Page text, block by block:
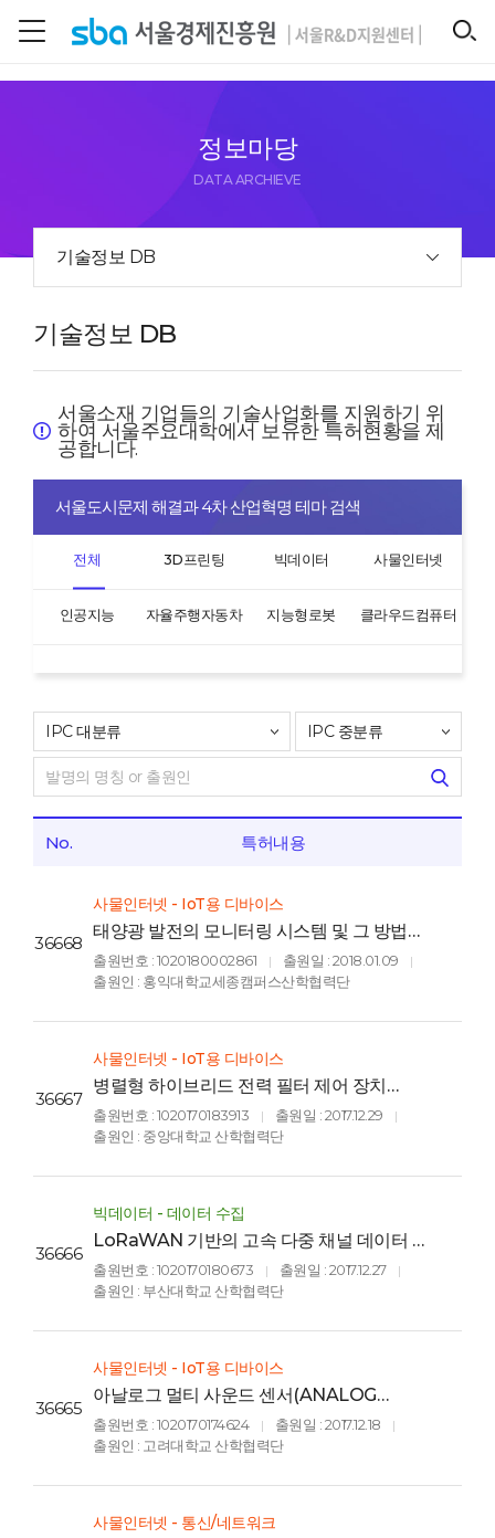
정보마당
DATA ARCHIEVE
기술정보 DB
기술정보 DB
서울소재 기업들의 기술사업화를 지원하기 위
하여 서울주요대학에서 보유한 특허현황을 제
공합니다.
서울도시문제 해결과 4차 산업혁명 테마 검색
전체 3D프린팅 빅데이터 사물인터넷
인공지능 자율주행자동차 지능형로봇 클라우드컴퓨터
No. 특허내용
36668
사물인터넷 - IoT용 디바이스
태양광 발전의 모니터링 시스템 및 그 방법
(The Monitoring System for
Photovoltaic Power Generation and the
Method Thereof)
출원번호 : 1020180002861 | 출원일 : 2018.01.09 |
출원인 : 홍익대학교세종캠퍼스산학협력단
36667
사물인터넷 - IoT용 디바이스
병렬형 하이브리드 전력 필터 제어 장치
(Control Apparatus of Shunt Hybrid
Power Filter)
출원번호 : 1020170183913 | 출원일 : 2017.12.29 |
출원인 : 중앙대학교 산학협력단
36666
빅데이터 - 데이터 수집
LoRaWAN 기반의 고속 다중 채널 데이터 수
집을 위한 장치 및 방법(System and
Method for Acquisitioning Fast Multi
Channel Data based on LoRaWAN)
출원번호 : 1020170180673 | 출원일 : 2017.12.27 |
출원인 : 부산대학교 산학협력단
36665
사물인터넷 - IoT용 디바이스
아날로그 멀티 사운드 센서(ANALOG
MULTI SOUND SENSOR)
출원번호 : 1020170174624 | 출원일 : 2017.12.18 |
출원인 : 고려대학교 산학협력단
사물인터넷 - 통신/네트워크